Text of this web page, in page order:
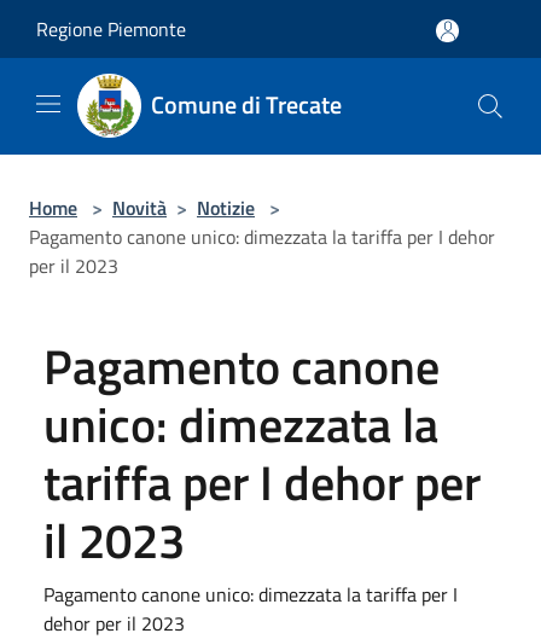
Regione Piemonte
Comune di Trecate
Home > Novità > Notizie >
Pagamento canone unico: dimezzata la tariffa per I dehor
per il 2023
Pagamento canone
unico: dimezzata la
tariffa per I dehor per
il 2023
Pagamento canone unico: dimezzata la tariffa per I
dehor per il 2023